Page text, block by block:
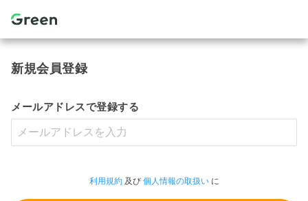
新規会員登録
メールアドレスで登録する
利用規約及び 個人情報の取扱いに